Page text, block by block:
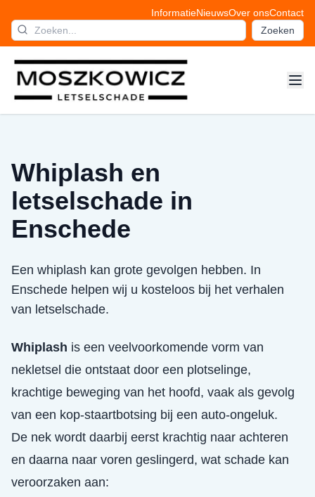
InformatieNieuwsOver onsContact
Zoeken
Whiplash en
letselschade in
Enschede
Een whiplash kan grote gevolgen hebben. In
Enschede helpen wij u kosteloos bij het verhalen
van letselschade.
Whiplash is een veelvoorkomende vorm van
nekletsel die ontstaat door een plotselinge,
krachtige beweging van het hoofd, vaak als gevolg
van een kop-staartbotsing bij een auto-ongeluk.
De nek wordt daarbij eerst krachtig naar achteren
en daarna naar voren geslingerd, wat schade kan
veroorzaken aan: